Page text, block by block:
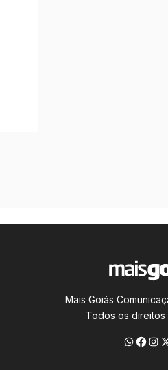
Mais Goiás
Todos os direitos